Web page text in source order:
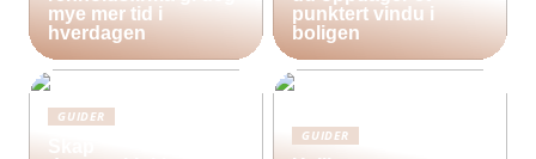
mye mer tid i
hverdagen
punktert vindu i
boligen
GUIDER
GUIDER